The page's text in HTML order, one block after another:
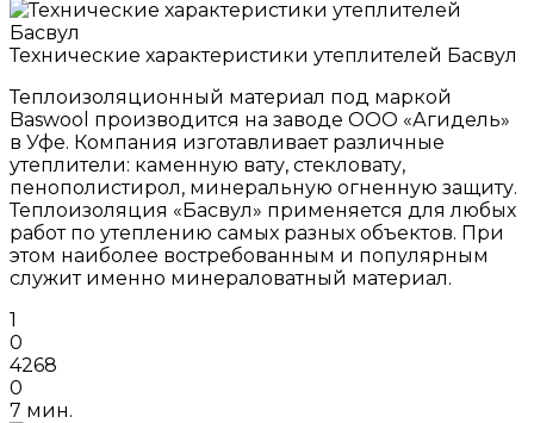
Технические характеристики утеплителей Басвул
Теплоизоляционный материал под маркой
Baswool производится на заводе ООО «Агидель»
в Уфе. Компания изготавливает различные
утеплители: каменную вату, стекловату,
пенополистирол, минеральную огненную защиту.
Теплоизоляция «Басвул» применяется для любых
работ по утеплению самых разных объектов. При
этом наиболее востребованным и популярным
служит именно минераловатный материал.
1
0
4268
0
7 мин.